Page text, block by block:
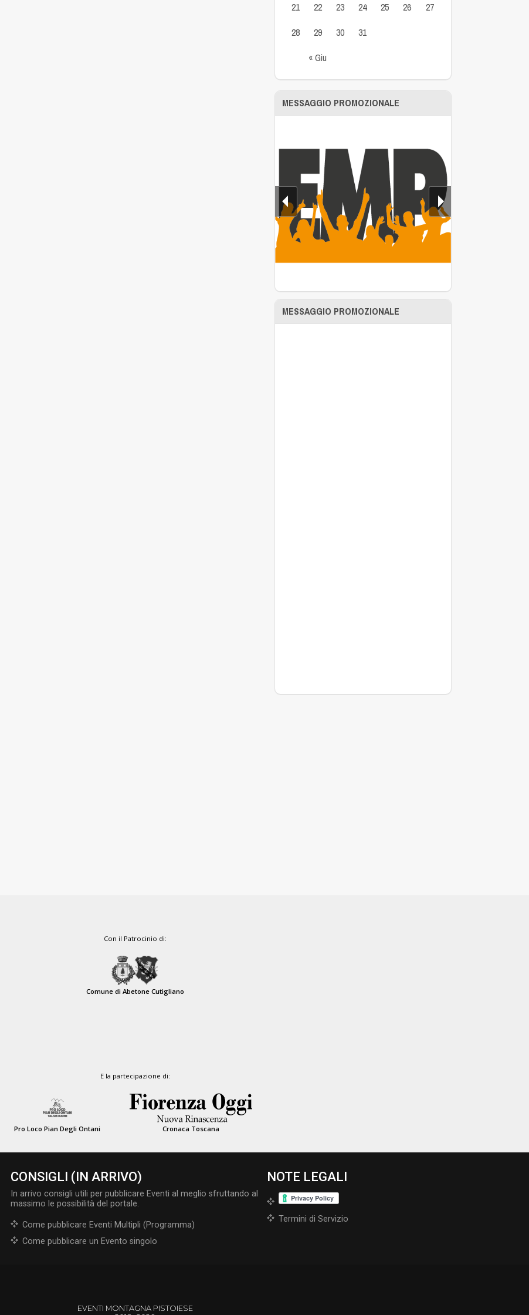
« Giu
21 22 23 24 25 26
27
28
29 30 31
MESSAGGIO PROMOZIONALE
MESSAGGIO PROMOZIONALE
Con il Patrocinio di:
Comune di Abetone Cutigliano
E la partecipazione di:
Pro Loco Pian Degli Ontani Cronaca Toscana
CONSIGLI (IN ARRIVO)
In arrivo consigli utili per pubblicare Eventi al meglio sfruttando al
massimo le possibilità del portale.
Come pubblicare Eventi Multipli (Programma)
Come pubblicare un Evento singolo
NOTE LEGALI
Termini di Servizio
EVENTI MONTAGNA PISTOIESE